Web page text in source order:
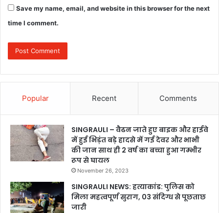
Save my name, email, and website in this browser for the next
time I comment.
Popular Recent Comments
SINGRAULI – वैढन जाते हुए बाइक और हाईवे
में हुई भिड़ंत बड़े हादसे में गई देवर और भाभी
की जान साथ ही 2 वर्ष का बच्चा हुआ गम्भीर
रूप से घायल
November 26, 2023
SINGRAULI NEWS: हत्याकांड: पुलिस को
मिला महत्वपूर्ण सुराग, 03 संदिग्ध से पूछताछ
जारी